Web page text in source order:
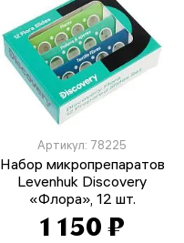
Артикул: 78225
Набор микропрепаратов
Levenhuk Discovery
«Флора», 12 шт.
1 150 ₽